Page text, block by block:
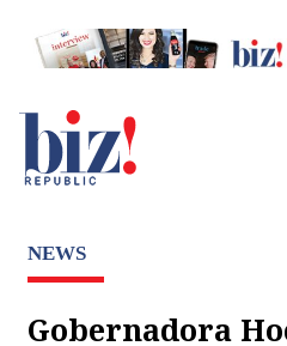
NEWS
Gobernadora